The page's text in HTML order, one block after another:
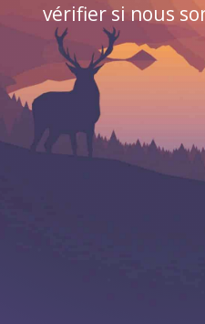
vérifier si nous